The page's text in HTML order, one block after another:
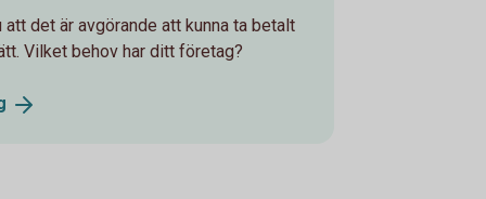
det är avgörande att kunna ta betalt
Vilket behov har ditt företag?